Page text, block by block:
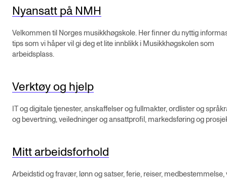
Nyansatt på NMH
Velkommen til Norges musikkhøgskole. Her finner du nyttig
tips som vi håper vil gi deg et lite innblikk i Musikkhøgskolen som
arbeidsplass.
Verktøy og hjelp
IT og digitale tjenester, anskaffelser og fullmakter, ordlister og
og bevertning, veiledninger og ansattprofil, markedsføring og
Mitt arbeidsforhold
Arbeidstid og fravær, lønn og satser, ferie, reiser, medbestemmelse,